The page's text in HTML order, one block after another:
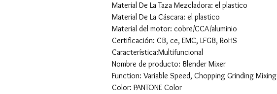
Material De La Taza Mezcladora: el plastico
Material De La Cáscara: el plastico
Material del motor: cobre/CCA/aluminio
Certificación: CB, ce, EMC, LFGB, RoHS
Característica:Multifuncional
Nombre de producto: Blender Mixer
Function: Variable Speed, Chopping Grinding Mixing
Color: PANTONE Color